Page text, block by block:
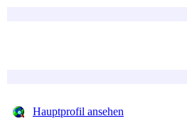
Hauptprofil ansehen